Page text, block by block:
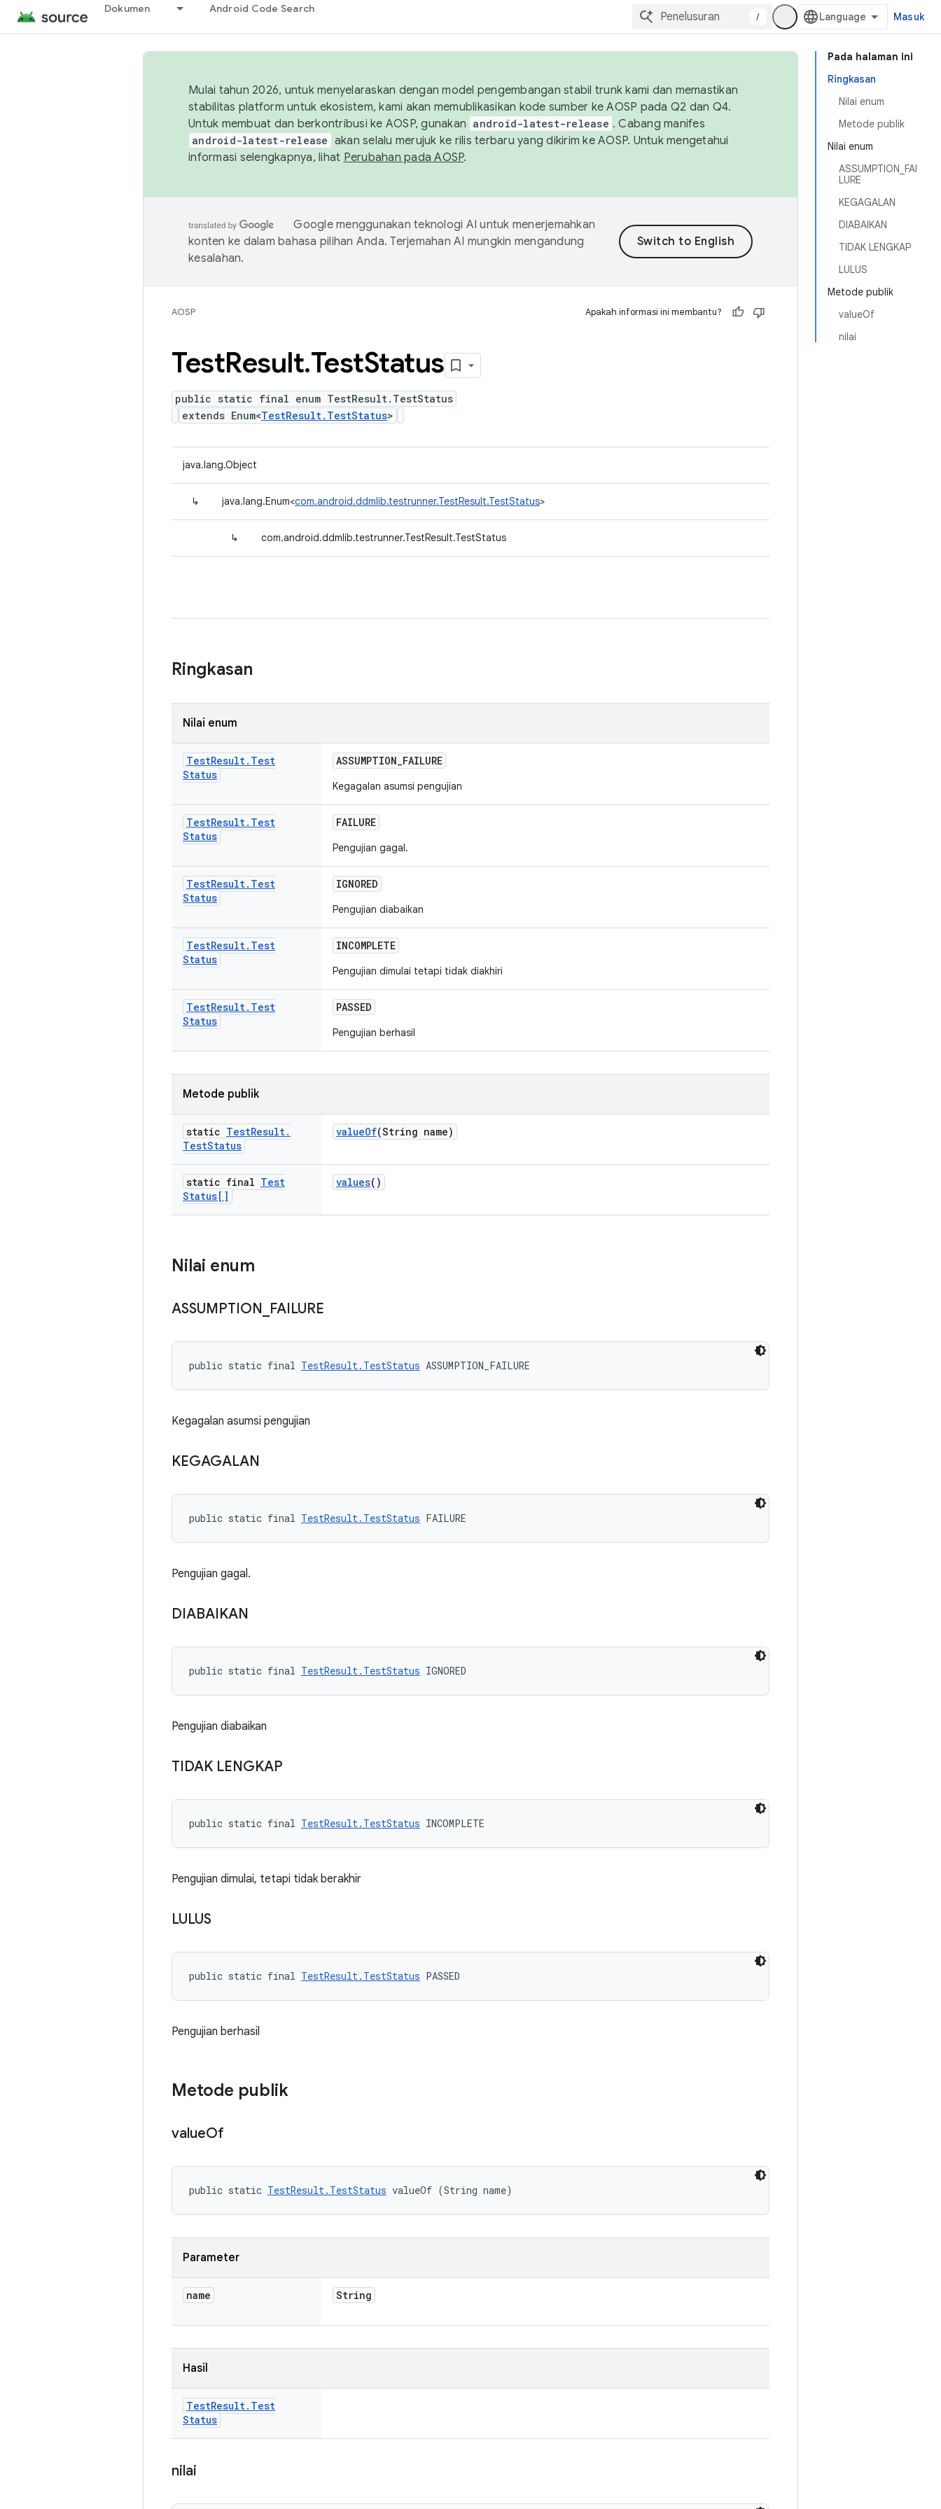
Dokumen Android Code Search
/ Masuk
Pada halaman ini
Ringkasan
Nilai enum
Metode publik
Nilai enum
ASSUMPTION_FAI
LURE
KEGAGALAN
DIABAIKAN
TIDAK LENGKAP
LULUS
Metode publik
valueOf
nilai
Mulai tahun 2026, untuk menyelaraskan dengan model pengembangan stabil trunk kami dan memastikan
stabilitas platform untuk ekosistem, kami akan memublikasikan kode sumber ke AOSP pada Q2 dan Q4.
Untuk membuat dan berkontribusi ke AOSP, gunakan android-latest-release . Cabang manifes
android-latest-release akan selalu merujuk ke rilis terbaru yang dikirim ke AOSP. Untuk mengetahui
informasi selengkapnya, lihat Perubahan pada AOSP.
Google menggunakan teknologi AI untuk menerjemahkan
konten ke dalam bahasa pilihan Anda. Terjemahan AI mungkin mengandung
kesalahan.
AOSP Apakah informasi ini membantu?
TestResult.TestStatus
public static final enum TestResult.TestStatus
extends Enum<TestResult.TestStatus>
java.lang.Object
↳ java.lang.Enum<com.android.ddmlib.testrunner.TestResult.TestStatus>
↳ com.android.ddmlib.testrunner.TestResult.TestStatus
Ringkasan
Nilai enum
TestResult. Test
Status
ASSUMPTION_FAILURE
Kegagalan asumsi pengujian
TestResult. Test
Status
FAILURE
Pengujian gagal.
TestResult. Test
Status
IGNORED
Pengujian diabaikan
TestResult. Test
Status
INCOMPLETE
Pengujian dimulai tetapi tidak diakhiri
TestResult. Test
Status
PASSED
Pengujian berhasil
Metode publik
static TestResult.
TestStatus
valueOf(String name)
static final Test
Status[]
values()
Nilai enum
ASSUMPTION FAILURE
public static final TestResult.TestStatus ASSUMPTION_FAILURE
Kegagalan asumsi pengujian
KEGAGALAN
public static final TestResult.TestStatus FAILURE
Pengujian gagal.
DIABAIKAN
public static final TestResult.TestStatus IGNORED
Pengujian diabaikan
TIDAK LENGKAP
public static final TestResult.TestStatus INCOMPLETE
Pengujian dimulai, tetapi tidak berakhir
LULUS
public static final TestResult.TestStatus PASSED
Pengujian berhasil
Metode publik
valueOf
public static TestResult.TestStatus valueOf (String name)
Parameter
name String
Hasil
TestResult. Test
Status
nilai